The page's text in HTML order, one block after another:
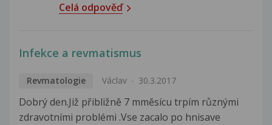
Celá odpověď
Infekce a revmatismus
Revmatologie Václav 30.3.2017
Dobrý den.Již přibližně 7 mměsícu trpím různými
zdravotními problémi .Vse zacalo po hnisave